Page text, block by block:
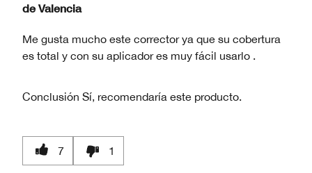
de Valencia
Me gusta mucho este corrector ya que su cobertura
es total y con su aplicador es muy fácil usarlo .
Conclusión Sí, recomendaría este producto.
7 1